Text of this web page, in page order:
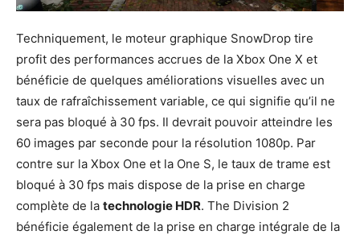
Techniquement, le moteur graphique SnowDrop tire
profit des performances accrues de la Xbox One X et
bénéficie de quelques améliorations visuelles avec un
taux de rafraîchissement variable, ce qui signifie qu’il ne
sera pas bloqué à 30 fps. Il devrait pouvoir atteindre les
60 images par seconde pour la résolution 1080p. Par
contre sur la Xbox One et la One S, le taux de trame est
bloqué à 30 fps mais dispose de la prise en charge
complète de la technologie HDR. The Division 2
bénéficie également de la prise en charge intégrale de la